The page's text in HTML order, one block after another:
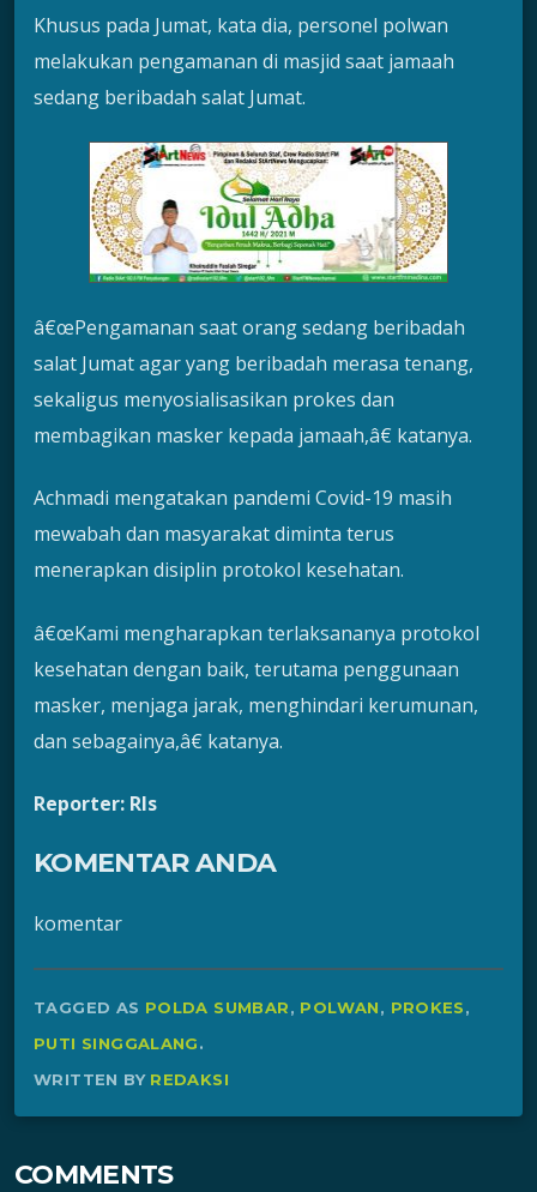
Khusus pada Jumat, kata dia, personel polwan
melakukan pengamanan di masjid saat jamaah
sedang beribadah salat Jumat.
â€œPengamanan saat orang sedang beribadah
salat Jumat agar yang beribadah merasa tenang,
sekaligus menyosialisasikan prokes dan
membagikan masker kepada jamaah,â€ katanya.
Achmadi mengatakan pandemi Covid-19 masih
mewabah dan masyarakat diminta terus
menerapkan disiplin protokol kesehatan.
â€œKami mengharapkan terlaksananya protokol
kesehatan dengan baik, terutama penggunaan
masker, menjaga jarak, menghindari kerumunan,
dan sebagainya,â€ katanya.
Reporter: Rls
KOMENTAR ANDA
komentar
TAGGED AS POLDA SUMBAR, POLWAN, PROKES,
PUTI SINGGALANG.
WRITTEN BY REDAKSI
COMMENTS